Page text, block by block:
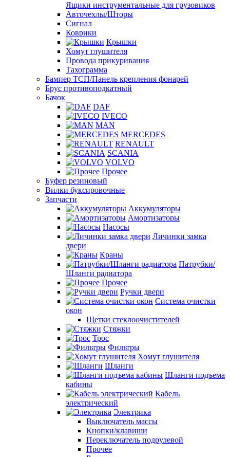
Ящики инструментальные для грузовиков
Авточехлы/Шторы
Сигнал
Коврики
Крышки
Хомут глушителя
Провода прикуривания
Тахограмма
Бампер ТСП/Панель крепления фонарей
Брус противоподкатный
Бачок
DAF
IVECO
MAN
MERCEDES
RENAULT
SCANIA
VOLVO
Прочее
Буфер резиновый
Вилки буксировочные
Запчасти
Аккумуляторы
Амортизаторы
Насосы
Личинки замка
двери
Краны
Патрубки/
Шланги радиатора
Прочее
Ручки двери
Система очистки
окон
Щетки стеклоочистителей
Стяжки
Трос
Фильтры
Хомут глушителя
Шланги
Шланги подъема
кабины
Кабель
электрический
Электрика
Выключатель массы
Кнопки/клавиши
Переключатель подрулевой
Прочее